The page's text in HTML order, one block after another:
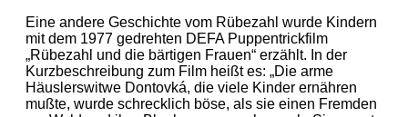
Eine andere Geschichte vom Rübezahl wurde Kindern
mit dem 1977 gedrehten DEFA Puppentrickfilm
„Rübezahl und die bärtigen Frauen“ erzählt. In der
Kurzbeschreibung zum Film heißt es: „Die arme
Häuslerswitwe Dontovká, die viele Kinder ernähren
mußte, wurde schrecklich böse, als sie einen Fremden